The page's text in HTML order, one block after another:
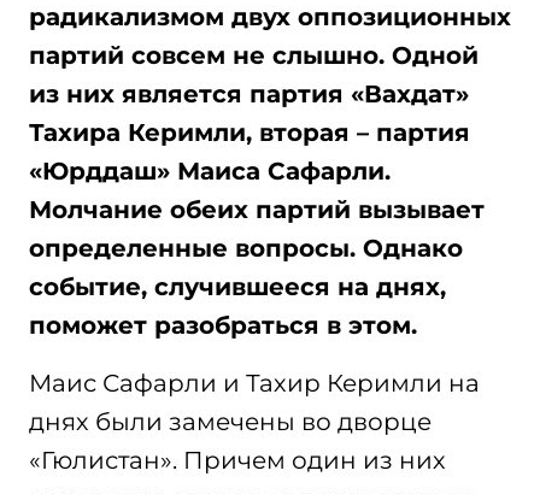
радикализмом двух оппозиционных
партий совсем не слышно. Одной
из них является партия «Вахдат»
Тахира Керимли, вторая – партия
«Юрддаш» Маиса Сафарли.
Молчание обеих партий вызывает
определенные вопросы. Однако
событие, случившееся на днях,
поможет разобраться в этом.
Маис Сафарли и Тахир Керимли на
днях были замечены во дворце
«Гюлистан». Причем один из них